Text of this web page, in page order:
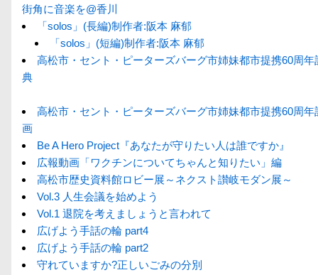
街角に音楽を@香川
「solos」(長編)制作者:阪本 麻郁
「solos」(短編)制作者:阪本 麻郁
高松市・セント・ピーターズバーグ市姉妹都市提携60周年
典
高松市・セント・ピーターズバーグ市姉妹都市提携60周年
画
Be A Hero Project『あなたが守りたい人は誰ですか』
広報動画「ワクチンについてちゃんと知りたい」編
高松市歴史資料館ロビー展～ネクスト讃岐モダン展～
Vol.3 人生会議を始めよう
Vol.1 退院を考えましょうと言われて
広げよう手話の輪 part4
広げよう手話の輪 part2
守れていますか?正しいごみの分別